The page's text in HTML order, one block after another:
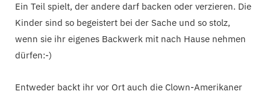
Ein Teil spielt, der andere darf backen oder verzieren. Die
Kinder sind so begeistert bei der Sache und so stolz,
wenn sie ihr eigenes Backwerk mit nach Hause nehmen
dürfen:-)
Entweder backt ihr vor Ort auch die Clown-Amerikaner